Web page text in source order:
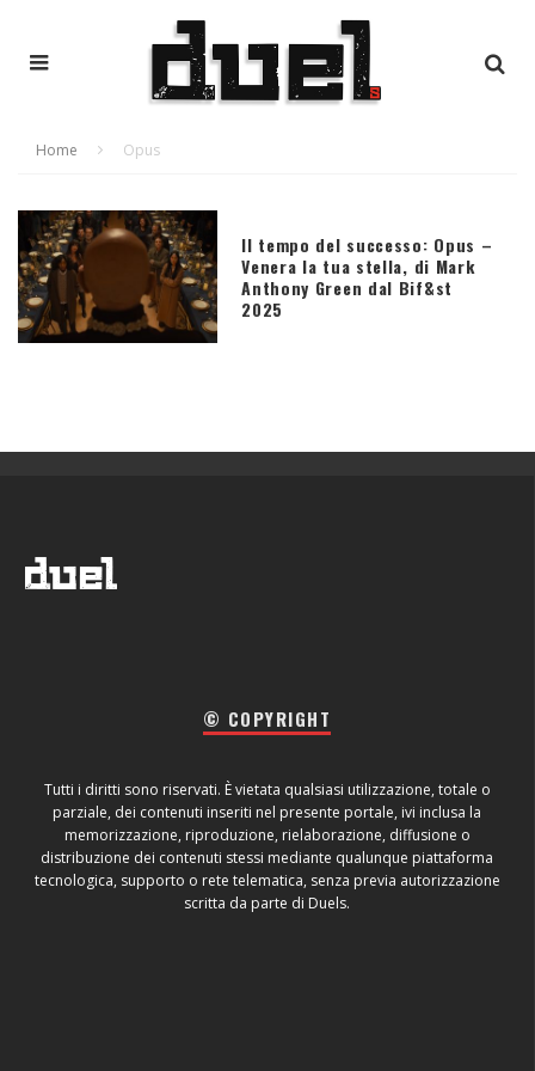
Home Opus
Il tempo del successo: Opus –
Venera la tua stella, di Mark
Anthony Green dal Bif&st
2025
© COPYRIGHT
Tutti i diritti sono riservati. È vietata qualsiasi utilizzazione, totale o
parziale, dei contenuti inseriti nel presente portale, ivi inclusa la
memorizzazione, riproduzione, rielaborazione, diffusione o
distribuzione dei contenuti stessi mediante qualunque piattaforma
tecnologica, supporto o rete telematica, senza previa autorizzazione
scritta da parte di Duels.